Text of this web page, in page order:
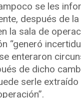
se les
después de
la sala de
“generó
enteraron
de dicho
serle